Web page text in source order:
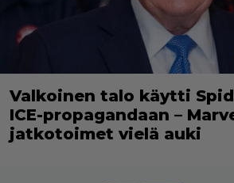
Valkoinen talo käytti
ICE-propagandaan –
jatkotoimet vielä auki